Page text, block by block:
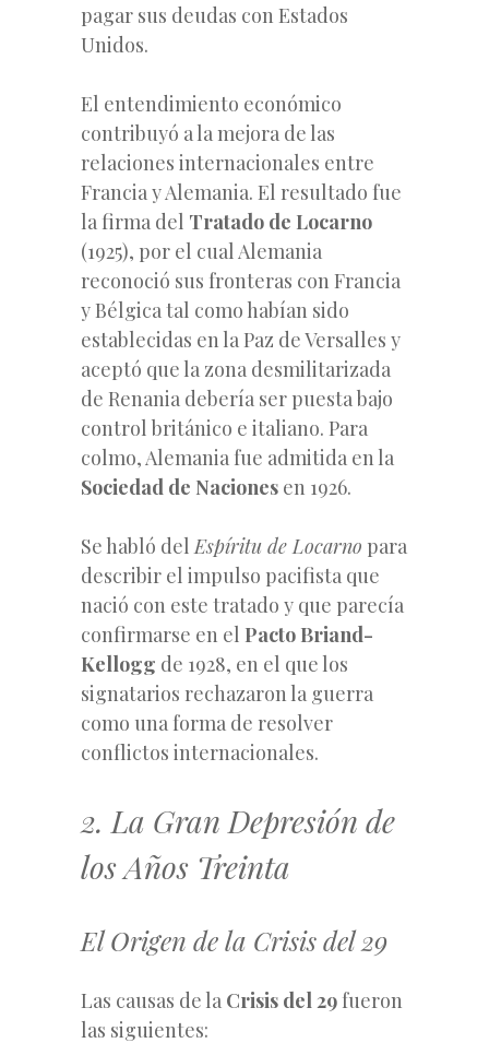
pagar sus deudas con Estados
Unidos.
El entendimiento económico
contribuyó a la mejora de las
relaciones internacionales entre
Francia y Alemania. El resultado fue
la firma del Tratado de Locarno
(1925), por el cual Alemania
reconoció sus fronteras con Francia
y Bélgica tal como habían sido
establecidas en la Paz de Versalles y
aceptó que la zona desmilitarizada
de Renania debería ser puesta bajo
control británico e italiano. Para
colmo, Alemania fue admitida en la
Sociedad de Naciones en 1926.
Se habló delEspíritu de Locarno para
describir el impulso pacifista que
nació con este tratado y que parecía
confirmarse en el Pacto Briand-
Kellogg de 1928, en el que los
signatarios rechazaron la guerra
como una forma de resolver
conflictos internacionales.
2. La Gran Depresión de
los Años Treinta
El Origen de la Crisis del 29
Las causas de la Crisis del 29fueron
las siguientes: